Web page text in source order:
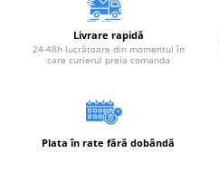
Livrare rapidă
24-48h lucrătoare din momentul în
care curierul preia comanda
Plata în rate fără dobândă